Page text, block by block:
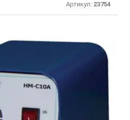
Артикул: 23754